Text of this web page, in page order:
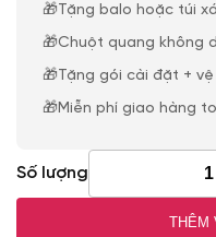
🎁Tặng balo hoặc túi
🎁Chuột quang không
🎁Tặng gói cài đặt +
🎁Miễn phí giao hàng
Số lượng
THÊM